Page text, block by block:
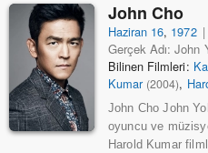
John Cho
Haziran 16, 1972 |
Gerçek Adı: John
Bilinen Filmleri:
Kumar (2004),
John Cho John
oyuncu ve
Harold Kumar